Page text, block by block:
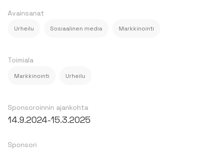
Avainsanat
Urheilu Sosiaalinen media Markkinointi
Toimiala
Markkinointi Urheilu
Sponsoroinnin ajankohta
14.9.2024-15.3.2025
Sponsori